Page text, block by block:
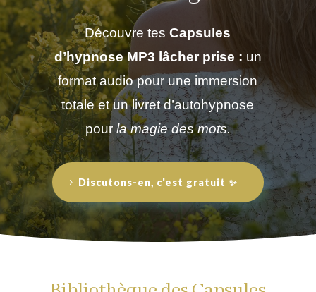
Découvre tesCapsules
d’hypnose MP3 lâcher prise : un
format audio pour une immersion
totale et un livret d’autohypnose
pour la magie des mots.
Discutons-en, c'est gratuit ✨